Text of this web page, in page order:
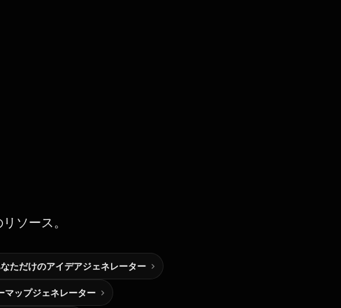
ソース。
ただけのアイデアジェネレーター
マップジェネレーター